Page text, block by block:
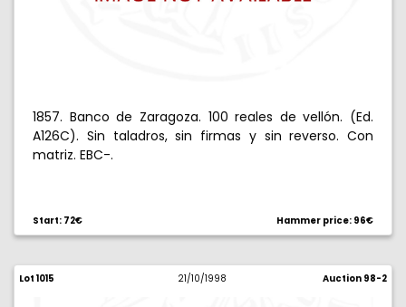
1857. Banco de Zaragoza. 100 reales de vellón. (Ed.
A126C). Sin taladros, sin firmas y sin reverso. Con
matriz. EBC-.
Start: 72€ Hammer price: 96€
Lot 1015 21/10/1998 Auction 98-2